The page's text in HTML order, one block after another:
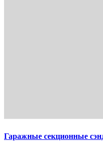
Гаражные секционные